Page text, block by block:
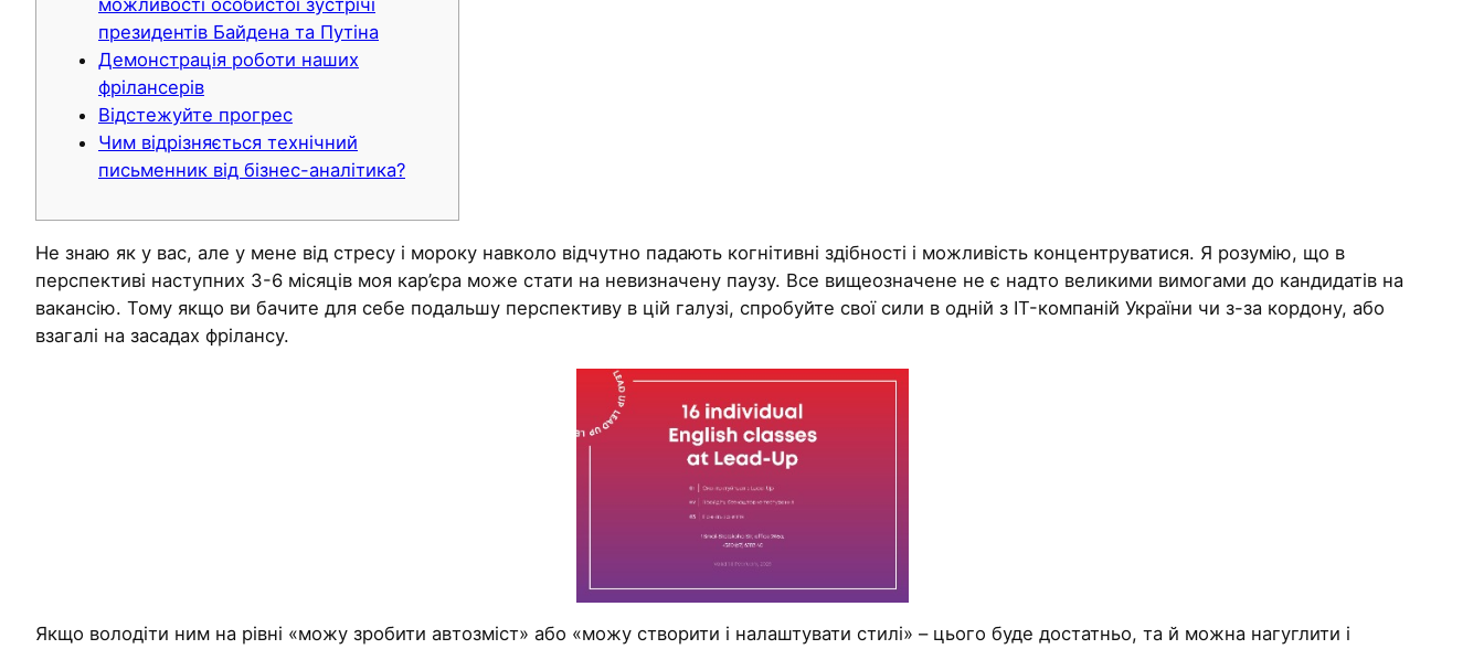
президентів Байдена та Путіна
Демонстрація роботи наших
фрілансерів
Відстежуйте прогрес
Чим відрізняється технічний
письменник від бізнес-аналітика?
Не знаю як у вас, але у мене від стресу і мороку навколо відчутно падають когнітивні здібності і можливість концентруватися. Я розумію, що в
перспективі наступних 3-6 місяців моя кар’єра може стати на невизначену паузу. Все вищеозначене не є надто великими вимогами до кандидатів на
вакансію. Тому якщо ви бачите для себе подальшу перспективу в цій галузі, спробуйте свої сили в одній з IT-компаній України чи з-за кордону, або
взагалі на засадах фрілансу.
Якщо володіти ним на рівні «можу зробити автозміст» або «можу створити і налаштувати стилі» – цього буде достатньо, та й можна нагуглити і